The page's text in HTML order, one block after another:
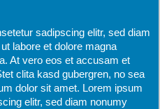
sadipscing elitr, sed diam
labore et dolore magna
At vero eos et accusam et
clita kasd gubergren, no sea
dolor sit amet. Lorem ipsum
elitr, sed diam nonumy